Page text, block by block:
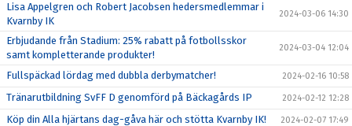
Lisa Appelgren och Robert Jacobsen hedersmedlemmar i
Kvarnby IK
2024-03-06 14:30
Erbjudande från Stadium: 25% rabatt på fotbollsskor
samt kompletterande produkter!
2024-03-04 12:04
Fullspäckad lördag med dubbla derbymatcher! 2024-02-16 10:58
Tränarutbildning SvFF D genomförd på Bäckagårds IP 2024-02-12 12:28
Köp din Alla hjärtans dag-gåva här och stötta Kvarnby IK! 2024-02-07 17:49